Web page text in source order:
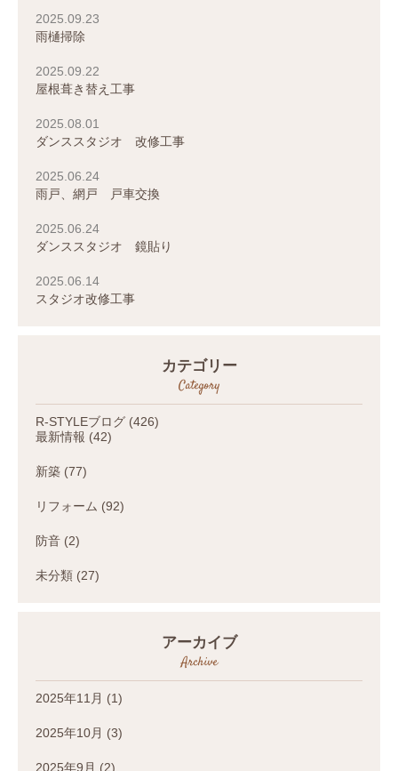
2025.09.23
雨樋掃除
2025.09.22
屋根葺き替え工事
2025.08.01
ダンススタジオ 改修工事
2025.06.24
雨戸、網戸 戸車交換
2025.06.24
ダンススタジオ 鏡貼り
2025.06.14
スタジオ改修工事
カテゴリー
Category
R-STYLEブログ (426)
最新情報 (42)
新築 (77)
リフォーム (92)
防音 (2)
未分類 (27)
アーカイブ
Archive
2025年11月 (1)
2025年10月 (3)
2025年9月 (2)